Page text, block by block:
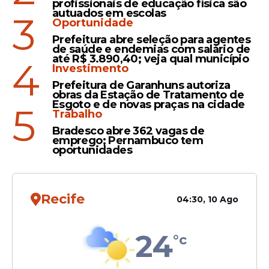
Torcidas organizadas do
Sport e Santa Cruz
anunciam festas com
shows de MC Cabelinho e
MC Poze
Declaração
'Meu carro apareceu porque
eu sou foda', diz MC Poze a
veículo recuperado
Veja Também
profissionais de educação física são
autuados em escolas
3
Oportunidade
Prefeitura abre seleção para agentes
de saúde e endemias com salário de
até R$ 3.890,40; veja qual município
4
Investimento
Prefeitura de Garanhuns autoriza
obras da Estação de Tratamento de
Esgoto e de novas praças na cidade
5
Trabalho
Bradesco abre 362 vagas de
emprego; Pernambuco tem
oportunidades
Recife 04:30, 10 Ago
24°c